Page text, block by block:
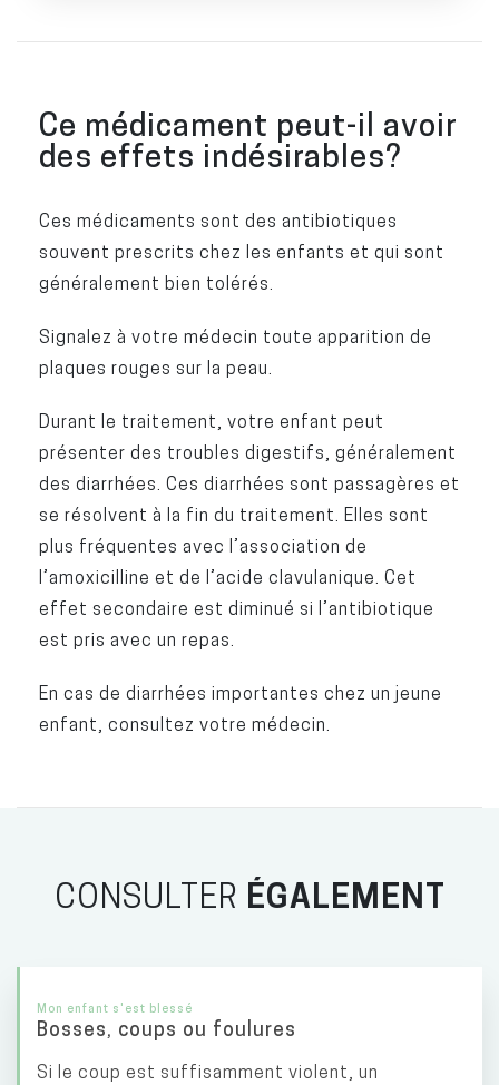
Ce médicament peut-il avoir
des effets indésirables?
Ces médicaments sont des antibiotiques
souvent prescrits chez les enfants et qui sont
généralement bien tolérés.
Signalez à votre médecin toute apparition de
plaques rouges sur la peau.
Durant le traitement, votre enfant peut
présenter des troubles digestifs, généralement
des diarrhées. Ces diarrhées sont passagères et
se résolvent à la fin du traitement. Elles sont
plus fréquentes avec l’association de
l’amoxicilline et de l’acide clavulanique. Cet
effet secondaire est diminué si l’antibiotique
est pris avec un repas.
En cas de diarrhées importantes chez un jeune
enfant, consultez votre médecin.
CONSULTER ÉGALEMENT
Mon enfant s'est blessé
Bosses, coups ou foulures
Si le coup est suffisamment violent, un